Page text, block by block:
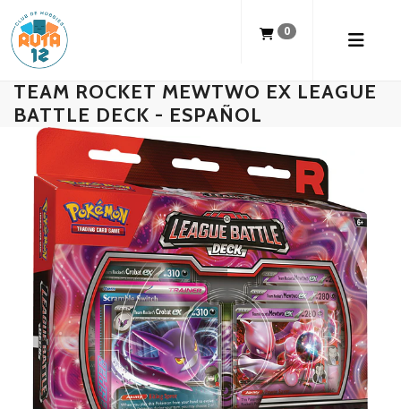
0
TEAM ROCKET MEWTWO EX LEAGUE
BATTLE DECK - ESPAÑOL